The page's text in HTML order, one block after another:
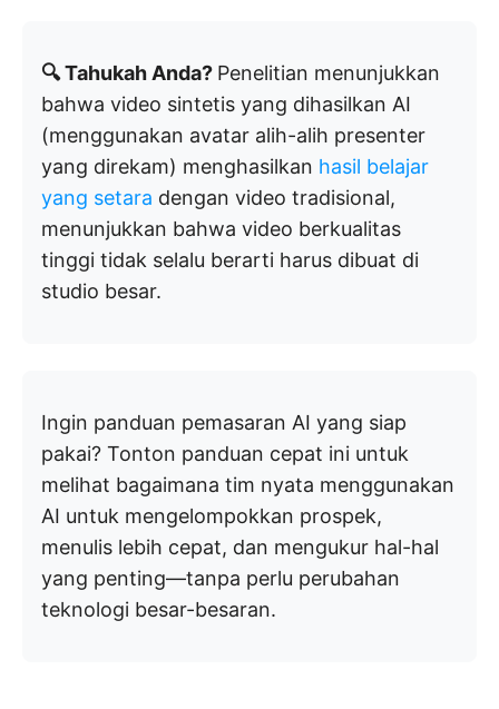
🔍 Tahukah Anda? Penelitian menunjukkan
bahwa video sintetis yang dihasilkan AI
(menggunakan avatar alih-alih presenter
yang direkam) menghasilkan hasil belajar
yang setara dengan video tradisional,
menunjukkan bahwa video berkualitas
tinggi tidak selalu berarti harus dibuat di
studio besar.
Ingin panduan pemasaran AI yang siap
pakai? Tonton panduan cepat ini untuk
melihat bagaimana tim nyata menggunakan
AI untuk mengelompokkan prospek,
menulis lebih cepat, dan mengukur hal-hal
yang penting—tanpa perlu perubahan
teknologi besar-besaran.